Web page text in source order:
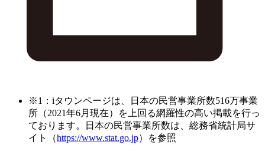
※1：iタウンページは、日本の民営事業所数516万事業
所（2021年6月現在）を上回る網羅性の高い掲載を行っ
ております。日本の民営事業所数は、総務省統計局サ
イト（https://www.stat.go.jp）を参照